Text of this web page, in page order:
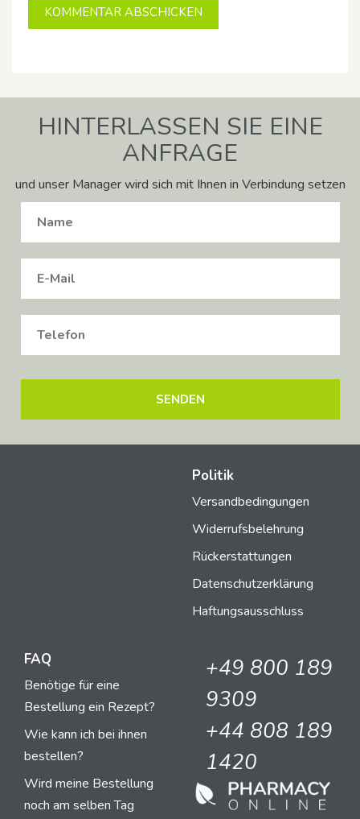
HINTERLASSEN SIE EINE
ANFRAGE
und unser Manager wird sich mit Ihnen in Verbindung setzen
Politik
Versandbedingungen
Widerrufsbelehrung
Rückerstattungen
Datenschutzerklärung
Haftungsausschluss
FAQ
Benötige für eine
Bestellung ein Rezept?
Wie kann ich bei ihnen
bestellen?
Wird meine Bestellung
noch am selben Tag
+49 800 189
9309
+44 808 189
1420